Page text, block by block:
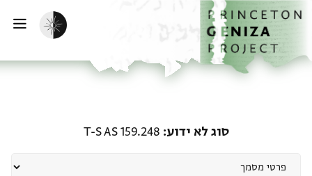
לתוכןהבית
הפעלת מצב כהה
סוג לא ידוע T-S AS 159.248